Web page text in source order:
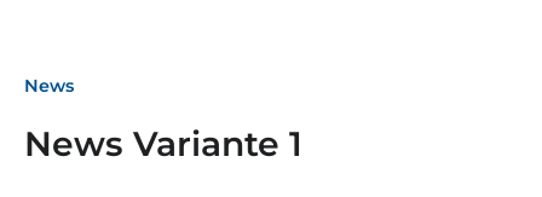
News
News Variante 1